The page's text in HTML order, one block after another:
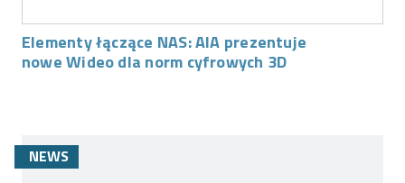
Elementy łączące NAS: AIA prezentuje
nowe Wideo dla norm cyfrowych 3D
NEWS